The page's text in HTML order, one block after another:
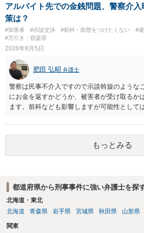
着や胸など強調したものではありません。」
も捜査段階では性的姿態等撮影罪の被疑事実
が私の弁護経験では多くなった印象です（最
都道府県の迷惑防止条例違反になることもあ
とをお勧めいたします。ご参考にしてください
アルバイト先での金銭問題、警察介
策は？
#加害者 #示談交渉 #前科・前歴をつけたくない
#
#万引き・窃盗罪
2026年8月5日
肥田 弘昭 弁護士
警察は民事不介入ですので示談斡旋のような
にお金を返すかどうか、被害者が受け取るか
ます。前科なども影響しますが可能性として
もっとみる
都道府県から刑事事件に強い弁護士を探
北海道・東北
北海道
青森県 岩手県 宮城県 秋田県 山形県
関東